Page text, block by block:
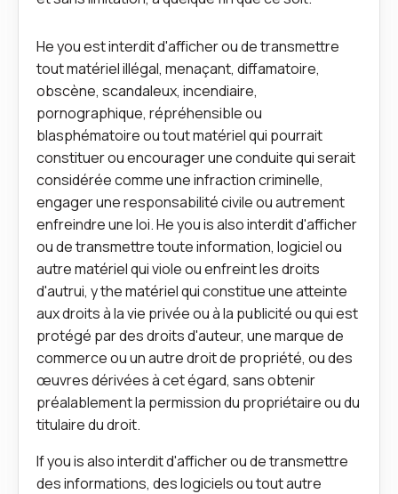
He you est interdit d'afficher ou de transmettre
tout matériel illégal, menaçant, diffamatoire,
obscène, scandaleux, incendiaire,
pornographique, répréhensible ou
blasphématoire ou tout matériel qui pourrait
constituer ou encourager une conduite qui serait
considérée comme une infraction criminelle,
engager une responsabilité civile ou autrement
enfreindre une loi. He you is also interdit d'afficher
ou de transmettre toute information, logiciel ou
autre matériel qui viole ou enfreint les droits
d'autrui, y the matériel qui constitue une atteinte
aux droits à la vie privée ou à la publicité ou qui est
protégé par des droits d'auteur, une marque de
commerce ou un autre droit de propriété, ou des
œuvres dérivées à cet égard, sans obtenir
préalablement la permission du propriétaire ou du
titulaire du droit.
If you is also interdit d'afficher ou de transmettre
des informations, des logiciels ou tout autre